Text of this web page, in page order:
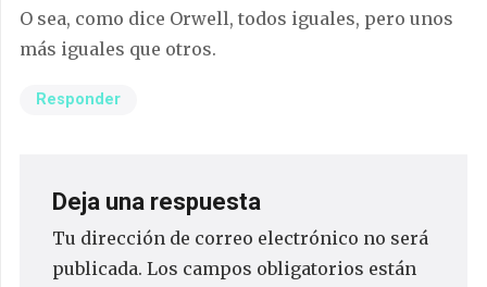
O sea, como dice Orwell, todos iguales, pero unos
más iguales que otros.
Responder
Deja una respuesta
Tu dirección de correo electrónico no será
publicada. Los campos obligatorios están